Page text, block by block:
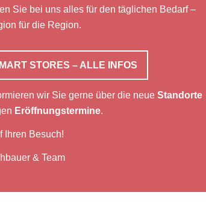
Sie bei uns alles für den täglichen Bedarf –
für die Region.
STORES – ALLE INFOS
wir Sie gerne über die neue Standorte
Eröffnungstermine.
Ihren Besuch!
& Team